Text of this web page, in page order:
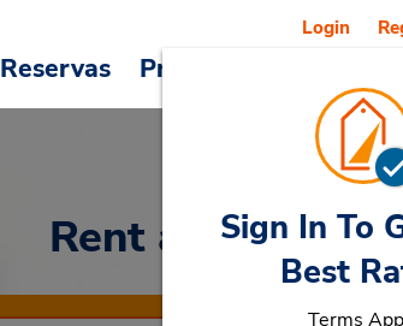
Reservas Promoções
Login
Rent a Carat
Sign In To
Best
Terms